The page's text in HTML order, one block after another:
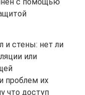
и стены: нет ли
или
проблем их
что доступ